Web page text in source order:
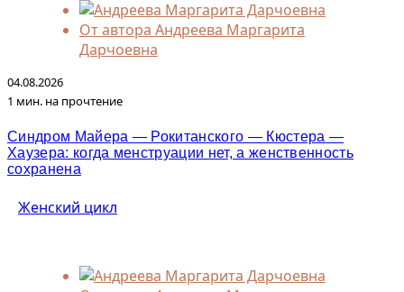
От автора Андреева Маргарита
Дарчоевна
04.08.2026
1 мин. на прочтение
Синдром Майера — Рокитанского — Кюстера —
Хаузера: когда менструации нет, а женственность
сохранена
Женский цикл